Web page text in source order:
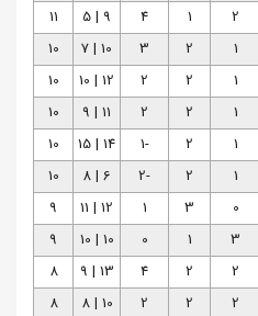
2
1
4
9 | 5
11
1
2
3
10 | 7
10
1
2
2
12 | 10
10
1
2
2
11 | 9
10
1
2
-1
14 | 15
10
1
2
-2
6 | 8
10
0
3
1
12 | 11
9
3
1
0
10 | 10
9
2
2
4
13 | 9
8
2
2
2
10 | 8
8